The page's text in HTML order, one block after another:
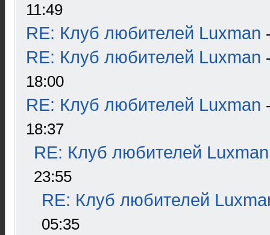
11:49
RE: Клуб любителей Luxman
RE: Клуб любителей Luxman
18:00
RE: Клуб любителей Luxman
18:37
RE: Клуб любителей Luxman
23:55
RE: Клуб любителей
05:35